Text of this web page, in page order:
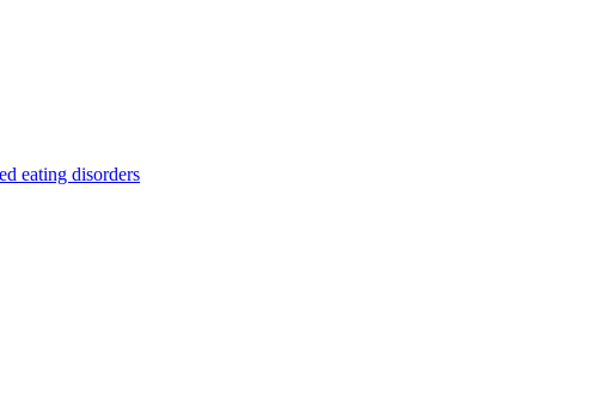
eating disorders